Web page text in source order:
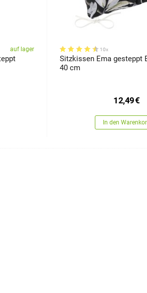
auf lager 10x
Sitzkissen Ema gesteppt
40 cm
12,49€
In den